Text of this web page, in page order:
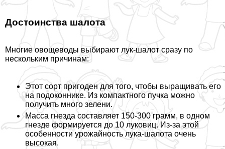
Достоинства шалота
Многие овощеводы выбирают лук-шалот сразу по
нескольким причинам:
Этот сорт пригоден для того, чтобы выращивать его
на подоконнике. Из компактного пучка можно
получить много зелени.
Масса гнезда составляет 150-300 грамм, в одном
гнезде формируется до 10 луковиц. Из-за этой
особенности урожайность лука-шалота очень
высокая.